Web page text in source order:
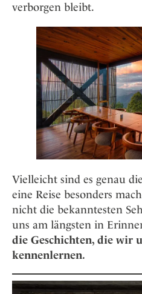
verborgen bleibt.
Vielleicht sind es genau
eine Reise besonders
nicht die bekanntesten
uns am längsten in
die Geschichten, die wir
kennenlernen.